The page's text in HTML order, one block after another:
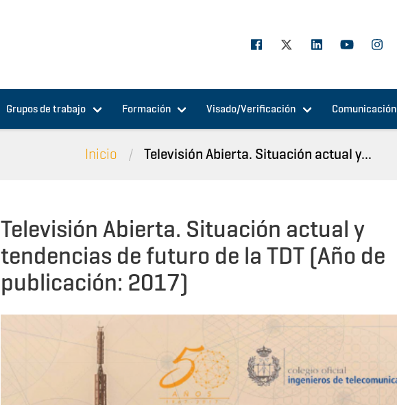
Grupos de trabajo Formación Visado/Verificación Comunicación
Inicio Televisión Abierta. Situación actual y...
Televisión Abierta. Situación actual y
tendencias de futuro de la TDT (Año de
publicación: 2017)